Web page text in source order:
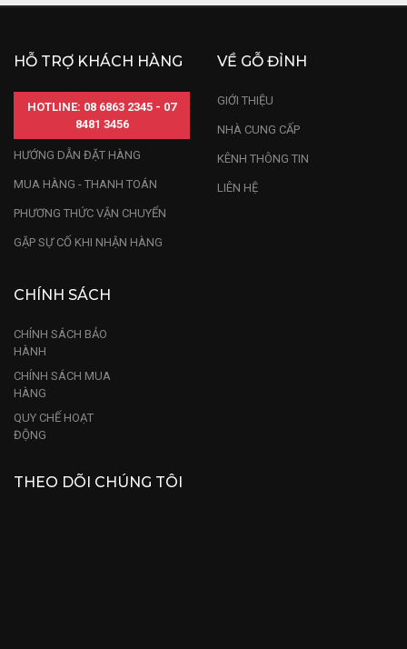
HỖ TRỢ KHÁCH HÀNG
HOTLINE: 08 6863 2345 - 07
8481 3456
HƯỚNG DẪN ĐẶT HÀNG
MUA HÀNG - THANH TOÁN
PHƯƠNG THỨC VẬN CHUYỂN
GẶP SỰ CỐ KHI NHẬN HÀNG
VỀ GỖ ĐỈNH
GIỚI THIỆU
NHÀ CUNG CẤP
KÊNH THÔNG TIN
LIÊN HỆ
CHÍNH SÁCH
CHÍNH SÁCH BẢO
HÀNH
CHÍNH SÁCH MUA
HÀNG
QUY CHẾ HOẠT
ĐỘNG
THEO DÕI CHÚNG TÔI